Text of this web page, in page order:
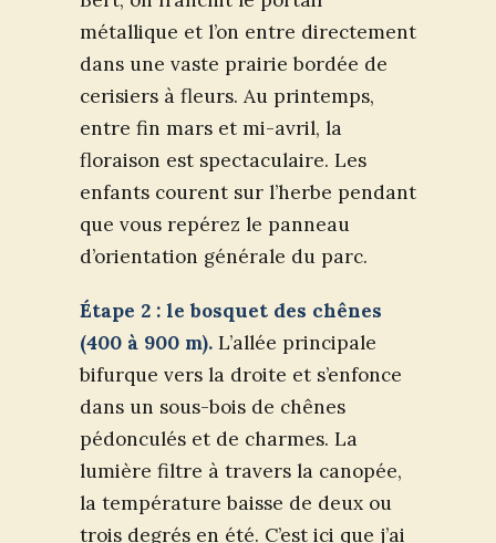
métallique et l’on entre directement
dans une vaste prairie bordée de
cerisiers à fleurs. Au printemps,
entre fin mars et mi-avril, la
floraison est spectaculaire. Les
enfants courent sur l’herbe pendant
que vous repérez le panneau
d’orientation générale du parc.
Étape 2 : le bosquet des chênes
(400 à 900 m). L’allée principale
bifurque vers la droite et s’enfonce
dans un sous-bois de chênes
pédonculés et de charmes. La
lumière filtre à travers la canopée,
la température baisse de deux ou
trois degrés en été. C’est ici que j’ai